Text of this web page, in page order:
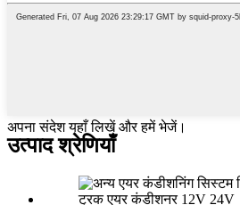
अपना संदेश यहाँ लिखें और हमें भेजें।
उत्पाद श्रेणियाँ